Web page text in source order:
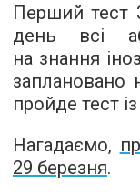
Перший тест
день всі
на знання
заплановано
пройде тест
Нагадаємо,
29 березня.